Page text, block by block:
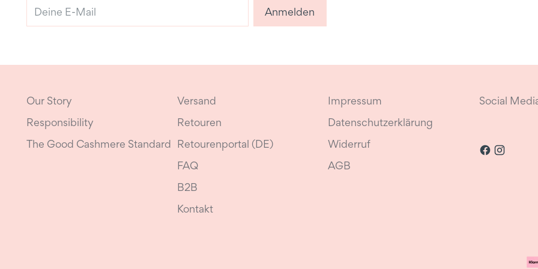
E-
Anmelden
Our Story
Responsibility
The Good Cashmere Standard
Versand
Retouren
Retourenportal (DE)
FAQ
B2B
Kontakt
Impressum
Datenschutzerklärung
Widerruf
AGB
Social